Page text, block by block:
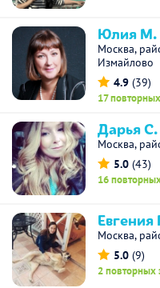
Юлия М.
Москва,
Измайлово
4.9 (39)
17
Дарья С.
Москва,
5.0 (43)
16
Евгения
Москва,
5.0 (9)
2 повторных